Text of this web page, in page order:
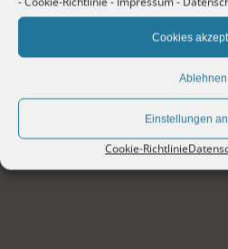
Cookies
Ablehnen
Einstellungen
Cookie-Richtlinie